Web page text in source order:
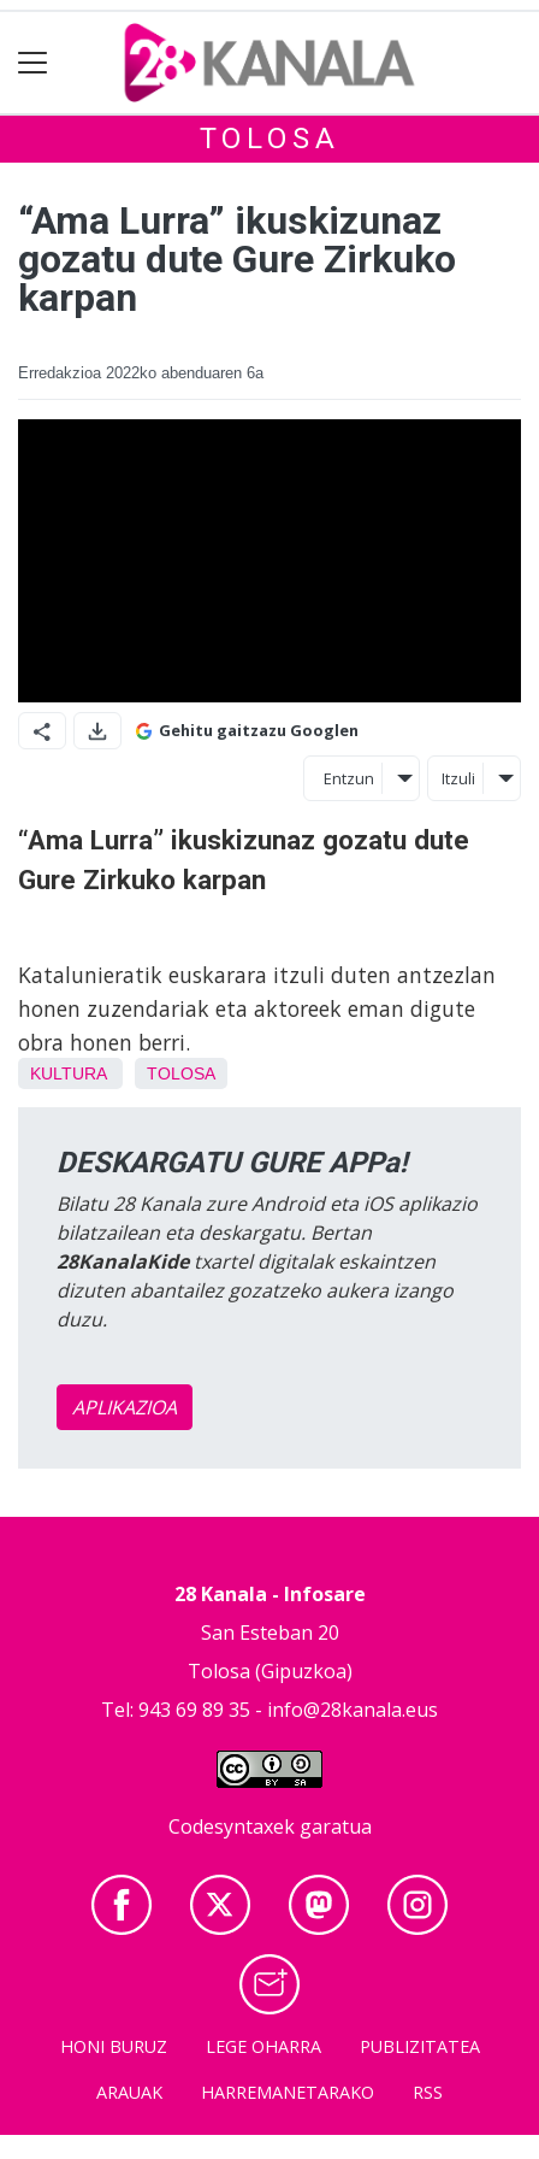
TOLOSA
“Ama Lurra” ikuskizunaz
gozatu dute Gure Zirkuko
karpan
Erredakzioa 2022ko abenduaren 6a
Gehitu gaitzazu Googlen
Entzun Itzuli
“Ama Lurra” ikuskizunaz gozatu dute
Gure Zirkuko karpan
Katalunieratik euskarara itzuli duten antzezlan
honen zuzendariak eta aktoreek eman digute
obra honen berri.
KULTURA TOLOSA
DESKARGATU GURE APPa!
Bilatu 28 Kanala zure Android eta iOS aplikazio
bilatzailean eta deskargatu. Bertan
28KanalaKidetxartel digitalak eskaintzen
dizuten abantailez gozatzeko aukera izango
duzu.
APLIKAZIOA
28 Kanala - Infosare
San Esteban 20
Tolosa (Gipuzkoa)
Tel: 943 69 89 35 - info@28kanala.eus
Codesyntaxek garatua
HONI BURUZ LEGE OHARRA
PUBLIZITATEA
ARAUAK
HARREMANETARAKO RSS